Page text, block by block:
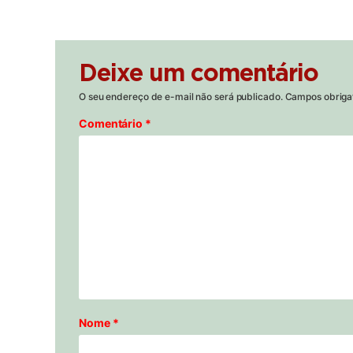
Deixe um comentário
O seu endereço de e-mail não será publicado. Campos
Comentário *
Nome *